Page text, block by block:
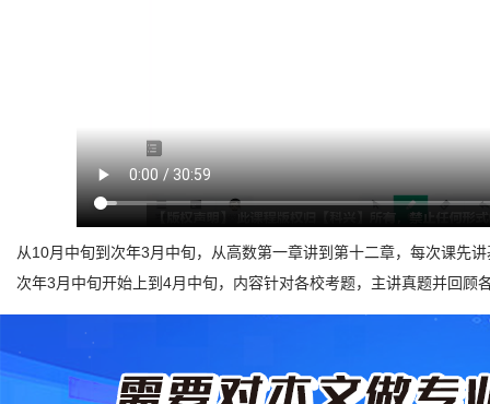
从10月中旬到次年3月中旬，从高数第一章讲到第十二章，每次课先
次年3月中旬开始上到4月中旬，内容针对各校考题，主讲真题并回顾